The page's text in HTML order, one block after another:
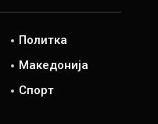
Политка
Македонија
Спорт